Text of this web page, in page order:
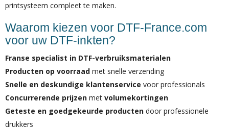
printsysteem compleet te maken.
Waarom kiezen voor DTF-France.com
voor uw DTF-inkten?
Franse specialist in DTF-verbruiksmaterialen
Producten op voorraad met snelle verzending
Snelle en deskundige klantenservice voor professionals
Concurrerende prijzen met volumekortingen
Geteste en goedgekeurde producten door professionele
drukkers